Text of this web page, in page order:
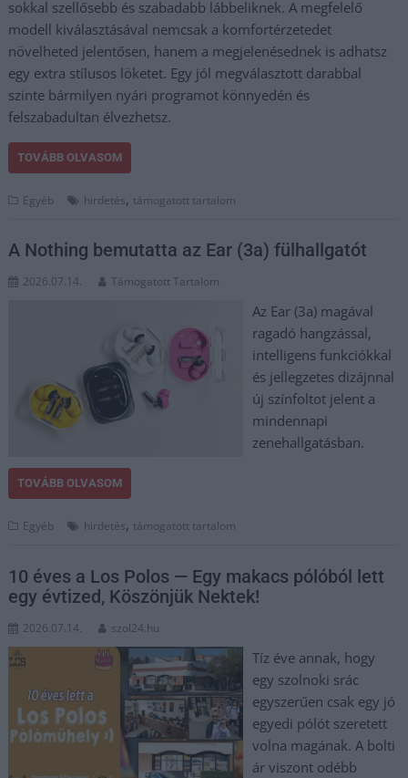
sokkal szellősebb és szabadabb lábbeliknek. A megfelelő
modell kiválasztásával nemcsak a komfortérzetedet
növelheted jelentősen, hanem a megjelenésednek is adhatsz
egy extra stílusos löketet. Egy jól megválasztott darabbal
szinte bármilyen nyári programot könnyedén és
felszabadultan élvezhetsz.
TOVÁBB OLVASOM
Egyéb hirdetés, támogatott tartalom
A Nothing bemutatta az Ear (3a) fülhallgatót
2026.07.14. Támogatott Tartalom
Az Ear (3a) magával
ragadó hangzással,
intelligens funkciókkal
és jellegzetes dizájnnal
új színfoltot jelent a
mindennapi
zenehallgatásban.
TOVÁBB OLVASOM
Egyéb hirdetés, támogatott tartalom
10 éves a Los Polos — Egy makacs pólóból lett
egy évtized, Köszönjük Nektek!
2026.07.14. szol24.hu
Tíz éve annak, hogy
egy szolnoki srác
egyszerűen csak egy jó
egyedi pólót szeretett
volna magának. A bolti
ár viszont odébb